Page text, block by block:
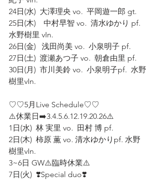
24日(水)  大澤理央 vo.  平岡遊一郎 gt.
25日(木)    中村早智 vo.  清水ゆかり pf.
水野樹里 vIn.
26日(金)   浅田尚美 vo.  小泉明子 pf.
27日(土)  渡瀬あつ子 vo.  朝倉由里 pf.
30日(月)  市川美鈴 vo.  小泉明子pf.  水野
樹里vIn.
♡♡5月Live Schedule♡♡
⚠️休業日➡️3.4.5.6.12.19.20.26⚠️
1日(水)  林 実里 vo.  田村 博 pf.
2日(木)  柿原 薫 vo. 清水ゆかりpf. 水野
樹里vIn.
3~6日 GW⚠️臨時休業⚠️
7日(火)  ❣️Special duo❣️